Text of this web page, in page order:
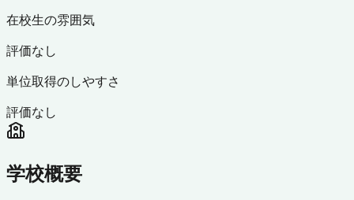
在校生の雰囲気
評価なし
単位取得のしやすさ
評価なし
学校概要